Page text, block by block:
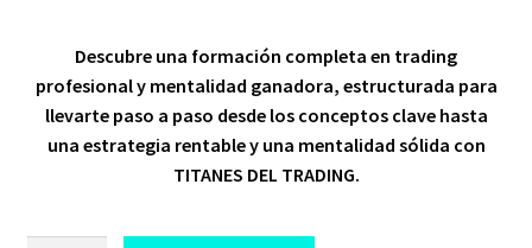
was:
$ 410,00.
is:
$ 23,00.
Descubre una formación completa en trading
profesional y mentalidad ganadora, estructurada para
llevarte paso a paso desde los conceptos clave hasta
una estrategia rentable y una mentalidad sólida con
TITANES DEL TRADING.